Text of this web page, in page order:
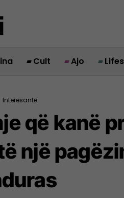
Cult Ajo
Interesante
që kanë
një